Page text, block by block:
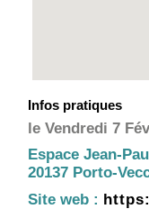
Infos pratiques
le Vendredi 7
Espace Jean-
20137 Porto-
Site web :